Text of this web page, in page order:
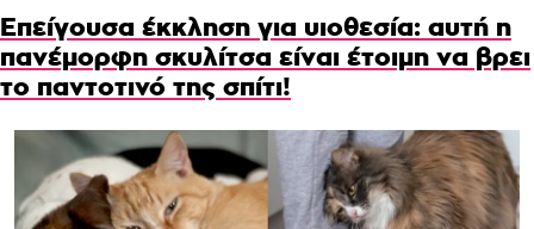
Επείγουσα έκκληση για υιοθεσία: αυτή η
πανέμορφη σκυλίτσα είναι έτοιμη να βρει
το παντοτινό της σπίτι!